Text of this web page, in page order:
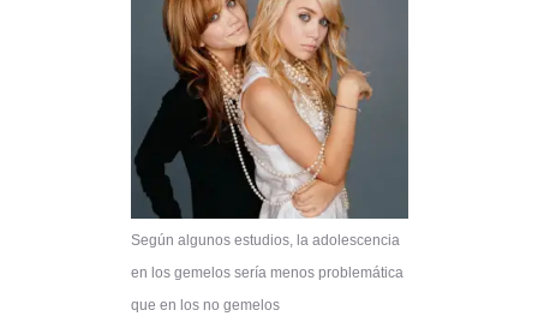
Según algunos estudios, la adolescencia
en los gemelos sería menos problemática
que en los no gemelos